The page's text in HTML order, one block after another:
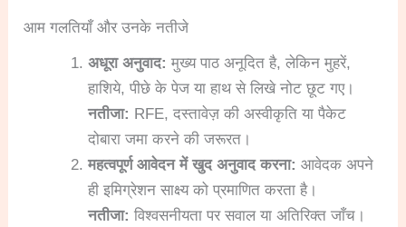
आम गलतियाँ और उनके नतीजे
अधूरा अनुवाद: मुख्य पाठ अनूदित है, लेकिन मुहरें,
हाशिये, पीछे के पेज या हाथ से लिखे नोट छूट गए।
नतीजा: RFE, दस्तावेज़ की अस्वीकृति या पैकेट
दोबारा जमा करने की जरूरत।
महत्वपूर्ण आवेदन में खुद अनुवाद करना: आवेदक अपने
ही इमिग्रेशन साक्ष्य को प्रमाणित करता है।
नतीजा: विश्वसनीयता पर सवाल या अतिरिक्त जाँच।